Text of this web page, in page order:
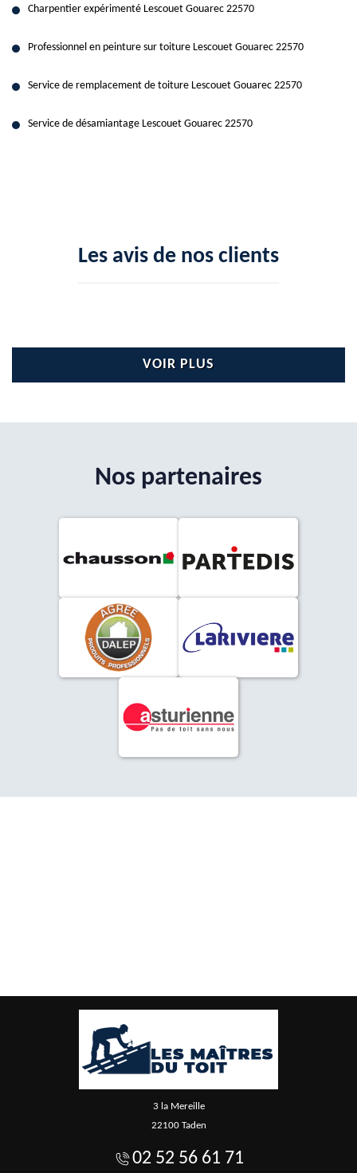
Charpentier expérimenté Lescouet Gouarec 22570
Professionnel en peinture sur toiture Lescouet Gouarec 22570
Service de remplacement de toiture Lescouet Gouarec 22570
Service de désamiantage Lescouet Gouarec 22570
Les avis de nos clients
VOIR PLUS
Nos partenaires
3 la Mereille
22100 Taden
02 52 56 61 71